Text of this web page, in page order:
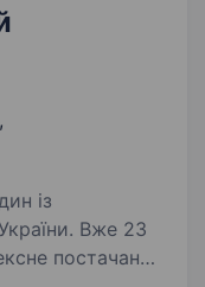
Вже 23
постачання